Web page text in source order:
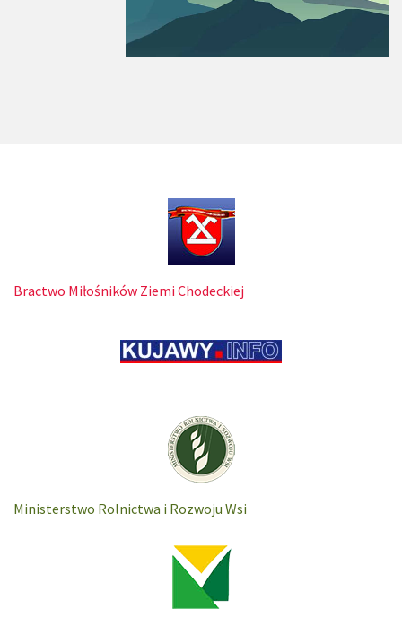
Bractwo Miłośników Ziemi Chodeckiej
Ministerstwo Rolnictwa i Rozwoju Wsi